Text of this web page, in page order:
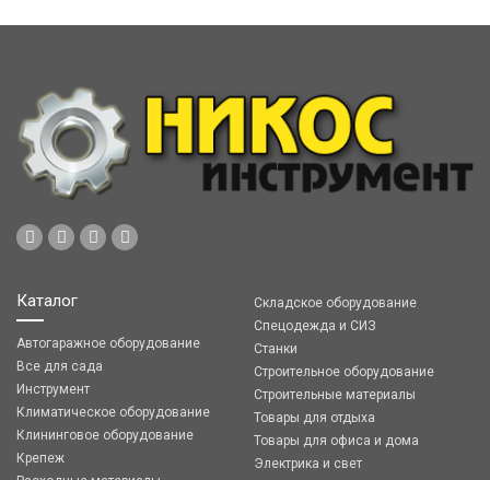
Каталог
Автогаражное оборудование
Все для сада
Инструмент
Климатическое оборудование
Клининговое оборудование
Крепеж
Складское оборудование
Спецодежда и СИЗ
Станки
Строительное оборудование
Строительные материалы
Товары для отдыха
Товары для офиса и дома
Электрика и свет